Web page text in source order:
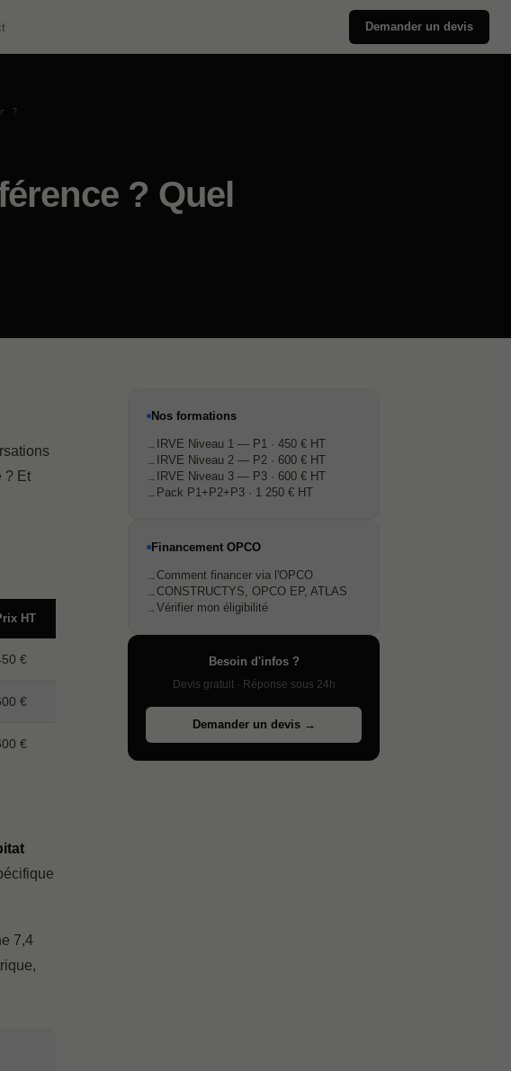
Demander un devis
?
? Quel
? Et
HT
€
€
€
7,4
Nos formations
IRVE Niveau 1 — P1 · 450 € HT
IRVE Niveau 2 — P2 · 600 € HT
IRVE Niveau 3 — P3 · 600 € HT
Pack P1+P2+P3 · 1 250 € HT
Financement OPCO
Comment financer via l'OPCO
CONSTRUCTYS, OPCO EP, ATLAS
Vérifier mon éligibilité
Besoin d'infos ?
Devis gratuit · Réponse sous 24h
Demander un devis →